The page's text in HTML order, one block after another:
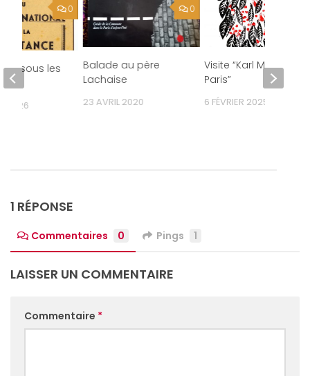
0
Balade au père
Lachaise
23 AVRIL 2020
Visite “Karl Marx à
Paris”
6 FÉVRIER 2025
0
sous les
2026
1 RÉPONSE
Commentaires 0 Pings 1
LAISSER UN COMMENTAIRE
Commentaire *